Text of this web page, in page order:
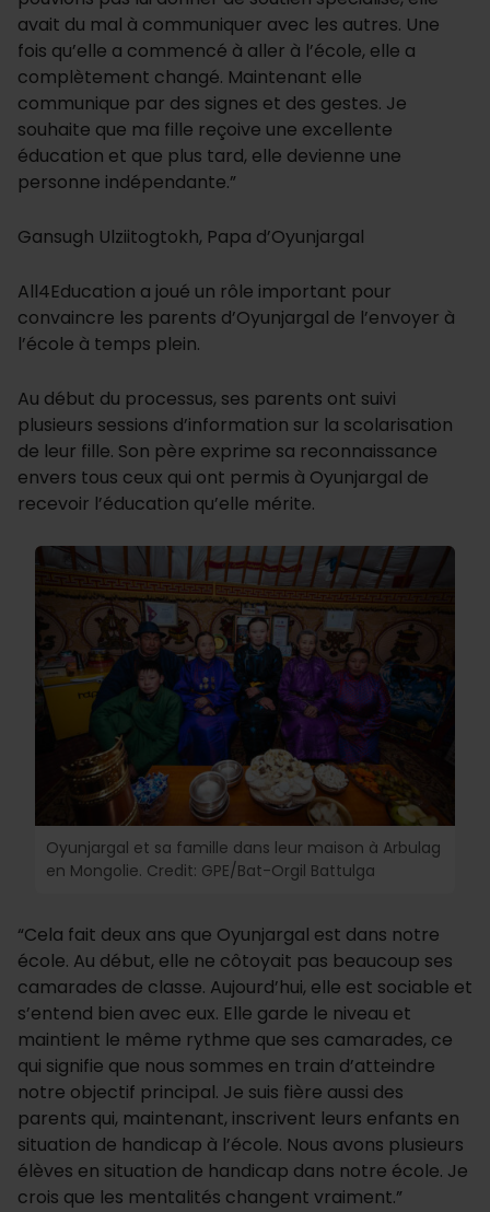
avait du mal à communiquer avec les autres. Une
fois qu’elle a commencé à aller à l’école, elle a
complètement changé. Maintenant elle
communique par des signes et des gestes. Je
souhaite que ma fille reçoive une excellente
éducation et que plus tard, elle devienne une
personne indépendante.”
Gansugh Ulziitogtokh, Papa d’Oyunjargal
All4Education a joué un rôle important pour
convaincre les parents d’Oyunjargal de l’envoyer à
l’école à temps plein.
Au début du processus, ses parents ont suivi
plusieurs sessions d’information sur la scolarisation
de leur fille. Son père exprime sa reconnaissance
envers tous ceux qui ont permis à Oyunjargal de
recevoir l’éducation qu’elle mérite.
Oyunjargal et sa famille dans leur maison à Arbulag
en Mongolie. Credit: GPE/Bat-Orgil Battulga
“Cela fait deux ans que Oyunjargal est dans notre
école. Au début, elle ne côtoyait pas beaucoup ses
camarades de classe. Aujourd’hui, elle est sociable et
s’entend bien avec eux. Elle garde le niveau et
maintient le même rythme que ses camarades, ce
qui signifie que nous sommes en train d’atteindre
notre objectif principal. Je suis fière aussi des
parents qui, maintenant, inscrivent leurs enfants en
situation de handicap à l’école. Nous avons plusieurs
élèves en situation de handicap dans notre école. Je
crois que les mentalités changent vraiment.”